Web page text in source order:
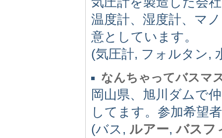
温度計、湿度計、マ
意としています。
(気圧計, フォルタン,
なんちゃってバスマ
岡山県、旭川ダムで
してます。参加希望
(バス, ルアー,バスフ